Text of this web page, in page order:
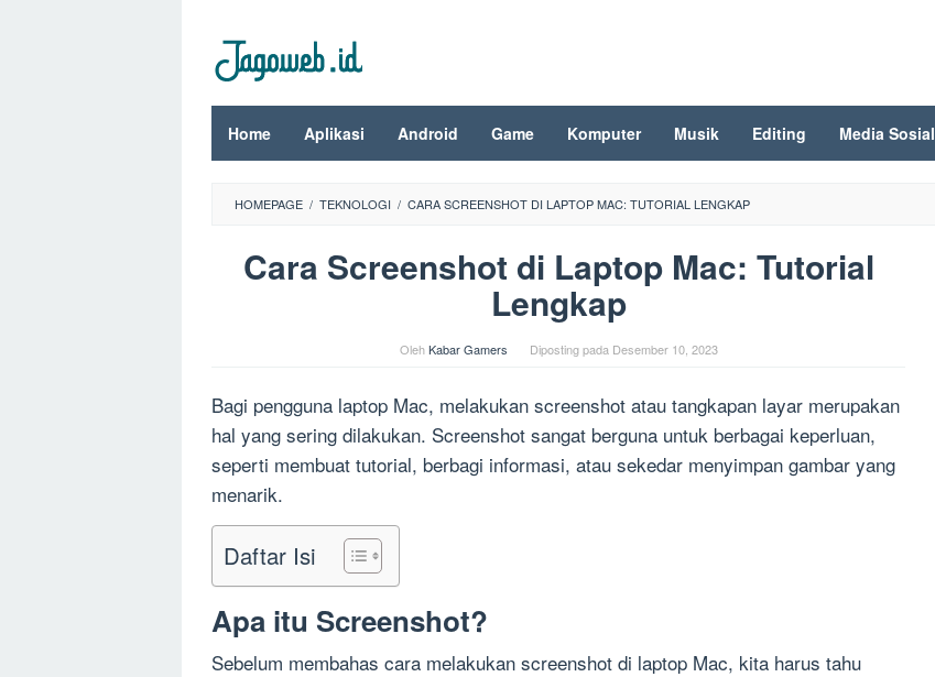
konten
Home Aplikasi Android Game Komputer Musik Editing Media Sosial
HOMEPAGE / TEKNOLOGI / CARA SCREENSHOT DI LAPTOP MAC: TUTORIAL LENGKAP
Cara Screenshot di Laptop Mac: Tutorial
Lengkap
OlehKabar Gamers Diposting pada Desember 10, 2023
Bagi pengguna laptop Mac, melakukan screenshot atau tangkapan layar merupakan
hal yang sering dilakukan. Screenshot sangat berguna untuk berbagai keperluan,
seperti membuat tutorial, berbagi informasi, atau sekedar menyimpan gambar yang
menarik.
Daftar Isi
Apa itu Screenshot?
Sebelum membahas cara melakukan screenshot di laptop Mac, kita harus tahu